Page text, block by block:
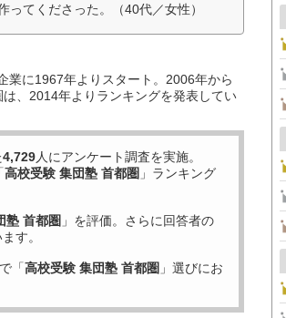
てくださった。（40代／女性）
業に1967年よりスタート。2006年から
、2014年よりランキングを発表してい
4,729人にアンケート調査を実施。
高校受験 集団塾 首都圏 」ランキング
塾 首都圏 」を評価。さらに回答者の
す。
「高校受験 集団塾 首都圏 」選びにお